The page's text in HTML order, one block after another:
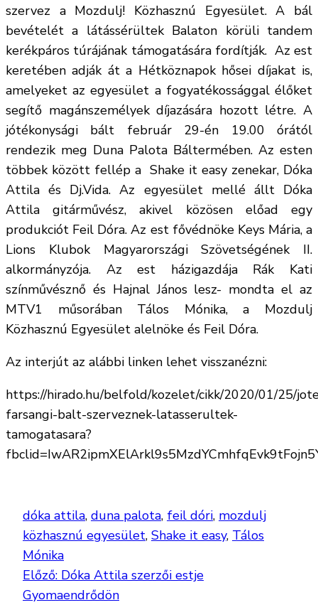
szervez a Mozdulj! Közhasznú Egyesület. A bál
bevételét a látássérültek Balaton körüli tandem
kerékpáros túrájának támogatására fordítják. Az est
keretében adják át a Hétköznapok hősei díjakat is,
amelyeket az egyesület a fogyatékossággal élőket
segítő magánszemélyek díjazására hozott létre. A
jótékonysági bált február 29-én 19.00 órától
rendezik meg Duna Palota Báltermében. Az esten
többek között fellép a Shake it easy zenekar, Dóka
Attila és Dj.Vida. Az egyesület mellé állt Dóka
Attila gitárművész, akivel közösen előad egy
produkciót Feil Dóra. Az est fővédnöke Keys Mária, a
Lions Klubok Magyarországi Szövetségének II.
alkormányzója. Az est házigazdája Rák Kati
színművésznő és Hajnal János lesz- mondta el az
MTV1 műsorában Tálos Mónika, a Mozdulj
Közhasznú Egyesület alelnöke és Feil Dóra.
Az interjút az alábbi linken lehet visszanézni:
https://hirado.hu/belfold/kozelet/cikk/2020/01/25/
farsangi-balt-szerveznek-latasserultek-
tamogatasara?
dóka attila, duna palota, feil dóri, mozdulj
közhasznú egyesület, Shake it easy, Tálos
Mónika
Előző: Dóka Attila szerzői estje
Gyomaendrődön